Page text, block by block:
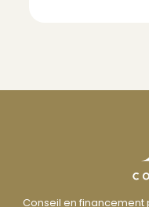
Conseil en